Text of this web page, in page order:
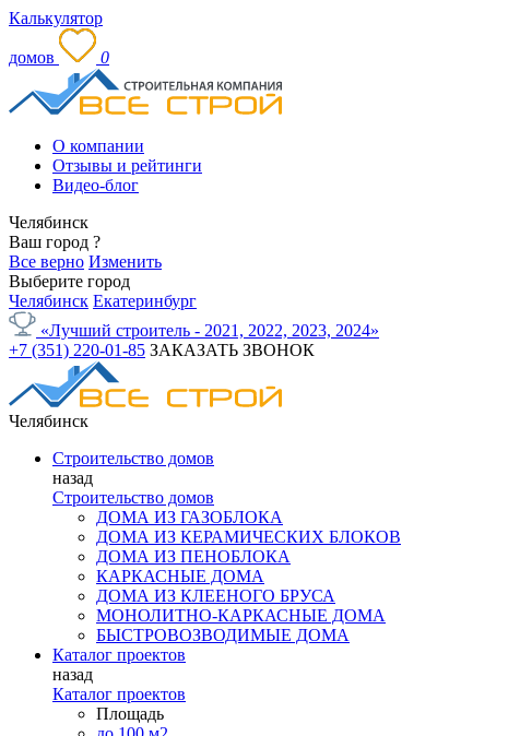
Калькулятор
домов 0
О компании
Отзывы и рейтинги
Видео-блог
Челябинск
Ваш город ?
Все верно Изменить
Выберите город
Челябинск Екатеринбург
«Лучший строитель - 2021, 2022, 2023, 2024»
+7 (351) 220-01-85 ЗАКАЗАТЬ ЗВОНОК
Челябинск
Строительство домов
назад
Строительство домов
ДОМА ИЗ ГАЗОБЛОКА
ДОМА ИЗ КЕРАМИЧЕСКИХ БЛОКОВ
ДОМА ИЗ ПЕНОБЛОКА
КАРКАСНЫЕ ДОМА
ДОМА ИЗ КЛЕЕНОГО БРУСА
МОНОЛИТНО-КАРКАСНЫЕ ДОМА
БЫСТРОВОЗВОДИМЫЕ ДОМА
Каталог проектов
назад
Каталог проектов
Площадь